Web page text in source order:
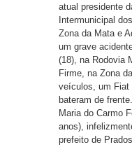
atual presidente
Intermunicipal
Zona da Mata e
um grave
(18), na Rodovia
Firme, na Zona
veículos, um Fiat
bateram de
Maria do Carmo
anos),
prefeito de